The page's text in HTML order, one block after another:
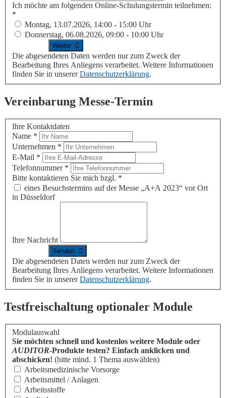
Ich möchte am folgenden Online-Schulungstermin teilnehmen:
*
Montag, 13.07.2026, 14:00 - 15:00 Uhr
Donnerstag, 06.08.2026, 09:00 - 10:00 Uhr
Die abgesendeten Daten werden nur zum Zweck der
Bearbeitung Ihres Anliegens verarbeitet. Weitere Informationen
finden Sie in unsererDatenschutzerklärung.
Vereinbarung Messe-Termin
Ihre Kontaktdaten
Name *
Unternehmen *
E-Mail *
Telefonnummer *
Bitte kontaktieren Sie mich bzgl. *
eines Besuchstermins auf der Messe „A+A 2023“ vor Ort
in Düsseldorf
Ihre Nachricht
Die abgesendeten Daten werden nur zum Zweck der
Bearbeitung Ihres Anliegens verarbeitet. Weitere Informationen
finden Sie in unsererDatenschutzerklärung.
Testfreischaltung optionaler Module
Modulauswahl
Sie möchten schnell und kostenlos weitere Module oder
AUDITOR-Produkte testen? Einfach anklicken und
abschicken! (bitte mind. 1 Thema auswählen)
Arbeitsmedizinische Vorsorge
Arbeitsmittel / Anlagen
Arbeitsstoffe